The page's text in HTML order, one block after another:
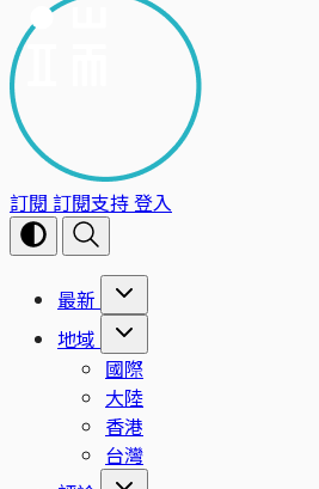
訂閱 訂閱支持登入
最新
地域
國際
大陸
香港
台灣